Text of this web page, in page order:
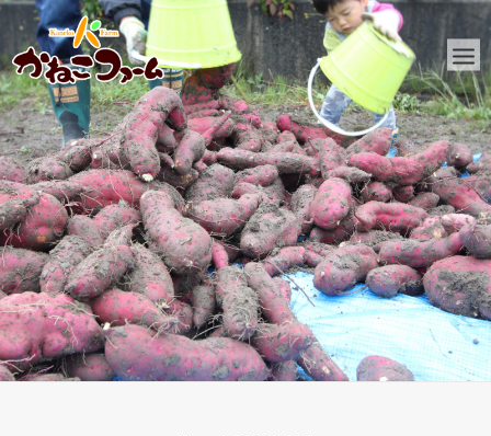
HOME
かねこファームとは
おしらせ
ファーム日記
金子工務店
リフォーム